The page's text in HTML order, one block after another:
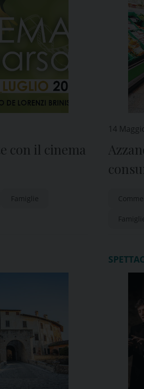
con il cinema
Famiglie
14